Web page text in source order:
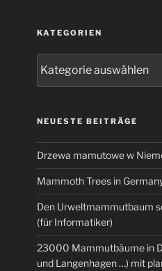
KATEGORIEN
NEUESTE BEITRÄGE
Drzewa mamutowe w
Mammoth Trees in
Den Urweltmammutbaum
(für Informatiker)
23000 Mammutbäume in
und Langenhagen …) mit